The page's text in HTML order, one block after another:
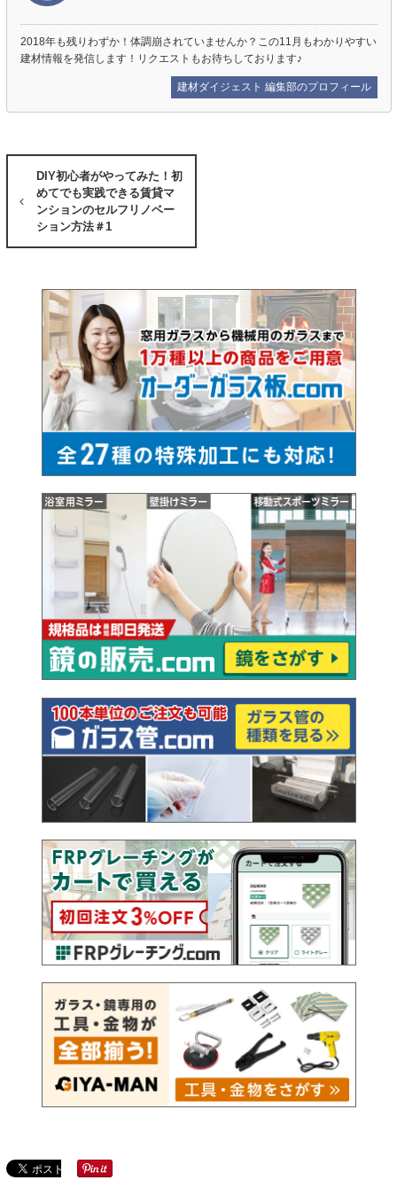
2018年も残りわずか！体調崩されていませんか？この11月もわかりやすい
建材情報を発信します！リクエストもお待ちしております♪
建材ダイジェスト 編集部のプロフィール
DIY初心者がやってみた！初
めてでも実践できる賃貸マ
ンションのセルフリノベー
ション方法＃1